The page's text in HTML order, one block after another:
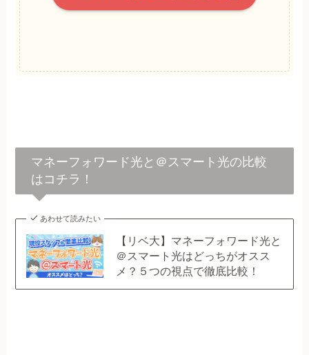
マネーフォワード光と＠スマート光の比較
はコチラ！
あわせて読みたい
【リベ大】マネーフォワード光と
＠スマート光はどっちがオスス
メ？５つの視点で徹底比較！